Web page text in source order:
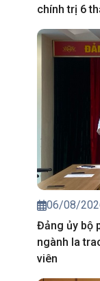
chính trị 6
06/08/
Đảng ủy bộ
ngành Ia
viên